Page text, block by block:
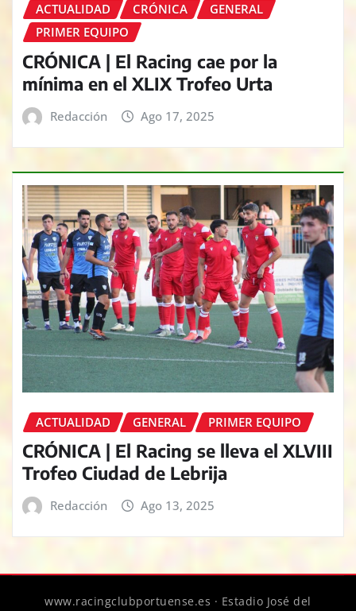
ACTUALIDAD CRÓNICA
GENERAL
PRIMER EQUIPO
CRÓNICA | El Racing cae por la
mínima en el XLIX Trofeo Urta
Redacción Ago 17, 2025
ACTUALIDAD GENERAL PRIMER EQUIPO
CRÓNICA | El Racing se lleva el XLVIII
Trofeo Ciudad de Lebrija
Redacción Ago 13, 2025
www.racingclubportuense.es · Estadio José del